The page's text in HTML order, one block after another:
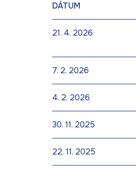
DÁTUM
21. 4. 2026
7. 2. 2026
4. 2. 2026
30. 11. 2025
22. 11. 2025